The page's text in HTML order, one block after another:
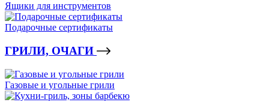
Ящики для инструментов
Подарочные сертификаты
ГРИЛИ, ОЧАГИ
Газовые и угольные грили